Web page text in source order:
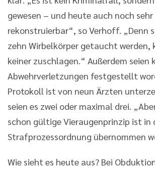
gewesen – und heute auch noch
rekonstruierbar“, so Verhoff. „Denn
zehn Wirbelkörper getaucht werden,
keiner zuschlagen.“ Außerdem seien
Abwehrverletzungen festgestellt
Protokoll ist von neun Ärzten
seien es zwei oder maximal drei.
schon gültige Vieraugenprinzip ist in
Strafprozessordnung übernommen
Wie sieht es heute aus? Bei